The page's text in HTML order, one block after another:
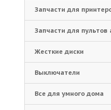
Запчасти для
Запчасти для пультов
Жесткие диски
Выключатели
Все для умного дома